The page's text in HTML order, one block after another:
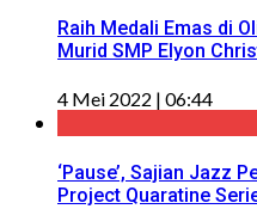
Raih Medali Emas di
Murid SMP Elyon
4 Mei 2022 | 06:44
‘Pause’, Sajian Jazz
Project Quaratine